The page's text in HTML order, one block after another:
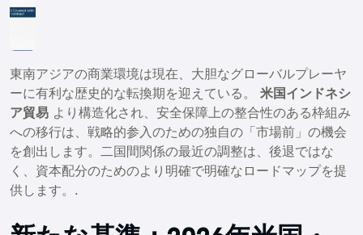
東南アジアの商業環境は現在、大胆なグローバルプレーヤ
ーに有利な歴史的な転換期を迎えている。 米国インドネシ
ア貿易 より構造化され、安全保障上の整合性のある枠組み
への移行は、戦略的参入のための独自の「市場前」の機会
を創出します。二国間関係の最近の調整は、後退ではな
く、資本配分のためのより明確で明確なロードマップを提
供します。.